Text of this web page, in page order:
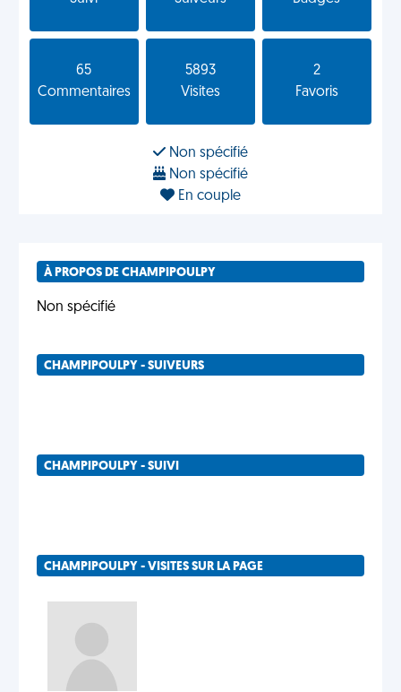
65
Commentaires
5893
Visites
2
Favoris
Non spécifié
Non spécifié
En couple
À PROPOS DE CHAMPIPOULPY
Non spécifié
CHAMPIPOULPY - SUIVEURS
CHAMPIPOULPY - SUIVI
CHAMPIPOULPY - VISITES SUR LA PAGE